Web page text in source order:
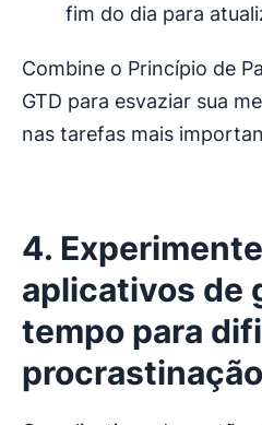
fim do dia para
Combine o Princípio de
GTD para esvaziar sua
nas tarefas mais
4.
aplicativos de
tempo para
procrastinação